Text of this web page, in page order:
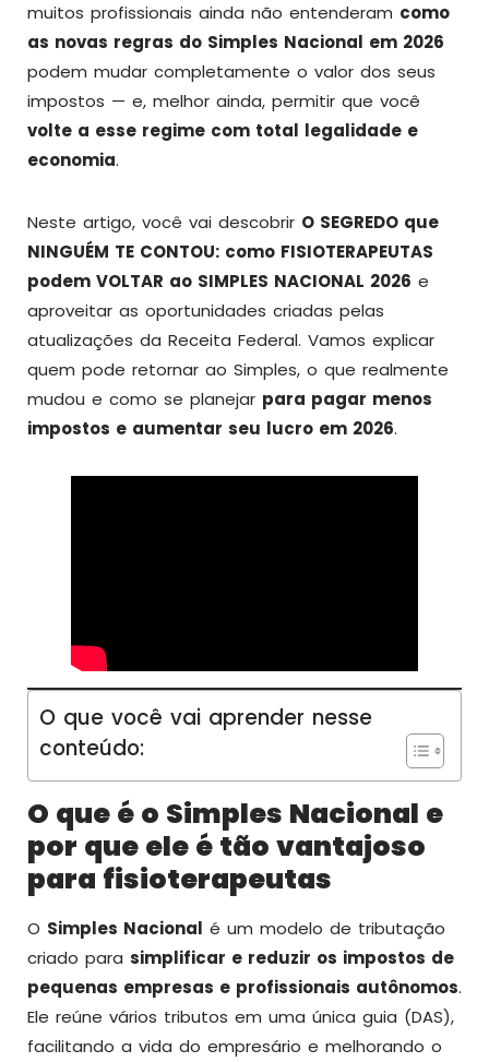
muitos profissionais ainda não entenderam como
as novas regras do Simples Nacional em 2026
podem mudar completamente o valor dos seus
impostos — e, melhor ainda, permitir que você
volte a esse regime com total legalidade e
economia.
Neste artigo, você vai descobrir O SEGREDO que
NINGUÉM TE CONTOU: como FISIOTERAPEUTAS
podem VOLTAR ao SIMPLES NACIONAL 2026 e
aproveitar as oportunidades criadas pelas
atualizações da Receita Federal. Vamos explicar
quem pode retornar ao Simples, o que realmente
mudou e como se planejar para pagar menos
impostos e aumentar seu lucro em 2026.
O que você vai aprender nesse
conteúdo:
O que é o Simples Nacional e
por que ele é tão vantajoso
para fisioterapeutas
O Simples Nacional é um modelo de tributação
criado para simplificar e reduzir os impostos de
pequenas empresas e profissionais autônomos.
Ele reúne vários tributos em uma única guia (DAS),
facilitando a vida do empresário e melhorando o